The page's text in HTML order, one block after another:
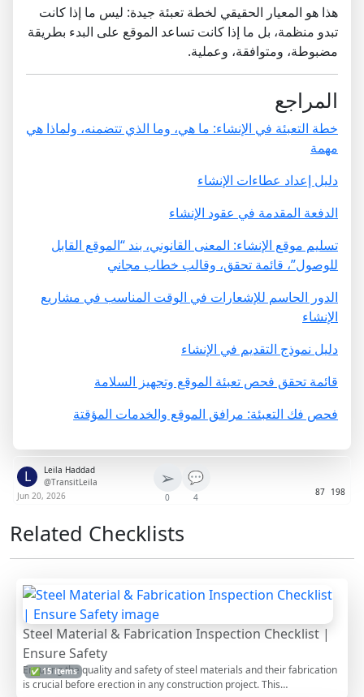
هذا هو المعيار الحقيقي لخطة تعبئة جيدة: ليس ما إذا كانت
تبدو منظمة، بل ما إذا كانت تساعد الموقع على البدء بطريقة
مضبوطة، ومتوافقة، وعملية.
المراجع
خطة التعبئة في الإنشاء: ما هي، وما الذي تتضمنه، ولماذا هي
مهمة
دليل إعداد عطاءات الإنشاء
الدفعة المقدمة في عقود الإنشاء
تسليم موقع الإنشاء: المعنى القانوني، بند “الموقع القابل
للوصول”، قائمة تحقق، وقالب خطاب مجاني
الدور الحاسم للإشعارات في الوقت المناسب في مشاريع
الإنشاء
دليل نموذج التقديم في الإنشاء
قائمة تحقق فحص تعبئة الموقع وتجهيز السلامة
فحص فك التعبئة: مرافق الموقع والخدمات المؤقتة
L
Leila Haddad
@TransitLeila
Jun 20, 2026
➢
0
💬
4 87 198
Related Checklists
Steel Material & Fabrication Inspection Checklist |
Ensure Safety
✅ 15 items
Ensuring the quality and safety of steel materials and their fabrication
is crucial before erection in any construction project. This